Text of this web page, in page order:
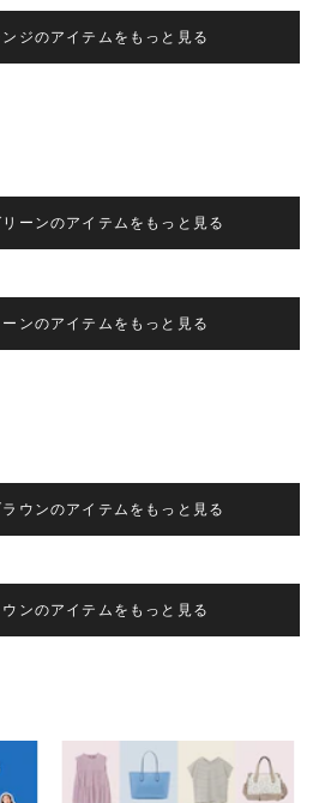
ンジのアイテムをもっと見る
リーンのアイテムをもっと見る
ーンのアイテムをもっと見る
ラウンのアイテムをもっと見る
ウンのアイテムをもっと見る